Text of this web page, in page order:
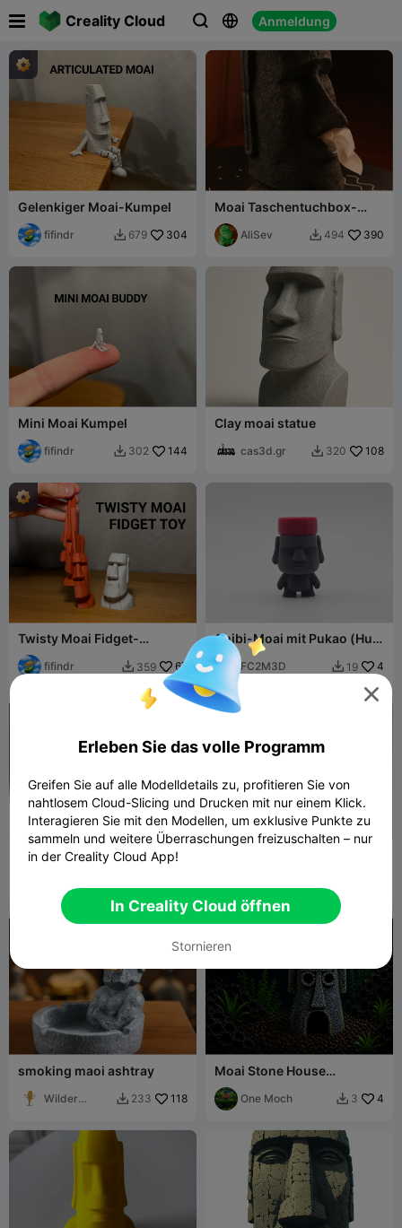
Creality Cloud   Anmeldung
 
Gelenkiger Moai-Kumpel
fifindr  679 304
Moai Taschentuchbox-
Spender (Full-Size-Box)
AliSev  494 390
Mini Moai Kumpel
fifindr  302 144
Clay moai statue
cas3d.gr  320 108
Twisty Moai Fidget-
Spielzeug
fifindr  359 67
Chibi-Moai mit Pukao (Hut)
Figurine/Schlüsselanhänge
r
FC2M3D  19 4
Moai-Eierhalter -
Osterdekoration
ADHD
smoking maoi ashtray
Wilder
 233 118
Moai Stone House
Aquarium Decoration
One Moch  3 4

Erleben Sie das volle Programm
Greifen Sie auf alle Modelldetails zu, profitieren Sie von
nahtlosem Cloud-Slicing und Drucken mit nur einem Klick.
Interagieren Sie mit den Modellen, um exklusive Punkte zu
sammeln und weitere Überraschungen freizuschalten – nur
in der Creality Cloud App!
In Creality Cloud öffnen
Stornieren